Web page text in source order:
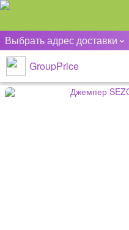
Выбрать адрес доставки
GroupPrice